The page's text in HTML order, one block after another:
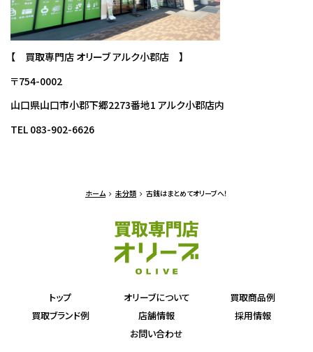
【 買取専門店 オリーブ アルク小郡店 】
〒754-0002
山口県山口市小郡下郷2273番地1 アルク小郡店内
TEL 083-902-6626
ホーム 未分類 古銭はまとめてオリーブへ！
トップ オリーブについて
買取商品例
買取ブランド例
店舗情報
採用情報
お問い合わせ